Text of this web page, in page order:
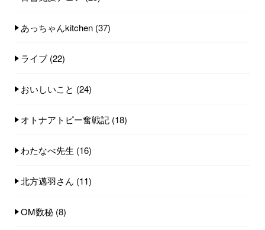
あっちゃんkitchen (37)
ライブ (22)
おいしいこと (24)
オトナアトピー奮戦記 (18)
わたなべ先生 (16)
北方邁羽さん (11)
OM数秘 (8)